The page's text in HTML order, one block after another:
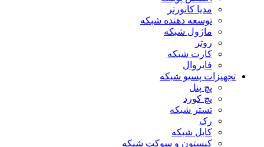
مدیا کانورتر
توسعه دهنده شبکه
ماژول شبکه
روتر
کارت شبکه
فایروال
تجهیزات پسیو شبکه
پچ پنل
پچ کورد
تستر شبکه
رک
کابل شبکه
کیستون و سوکت شبکه